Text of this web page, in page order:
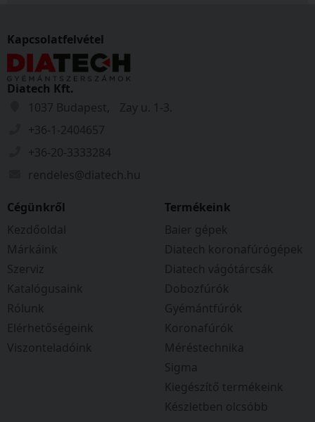
Kapcsolatfelvétel
Diatech Kft.
1037 Budapest, Zay u. 1-3.
+36-1-2404657
+36-20-3333284
rendeles@diatech.hu
Cégünkről
Kezdőoldal
Márkáink
Szerviz
Katalógusaink
Rólunk
Elérhetőségeink
Viszonteladóink
Termékeink
Baier gépek
Diatech koronafúrógépek
Diatech vágótárcsák
Dobozfúrók
Gyémántfúrók
Koronafúrók
Méréstechnika
Sigma
Kiegészítő termékeink
Készletben olcsóbb